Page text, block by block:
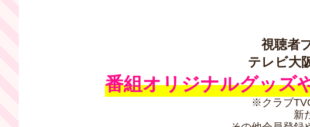
視聴者
テレビ大
番組オリジナルグッズ
※クラブ
新